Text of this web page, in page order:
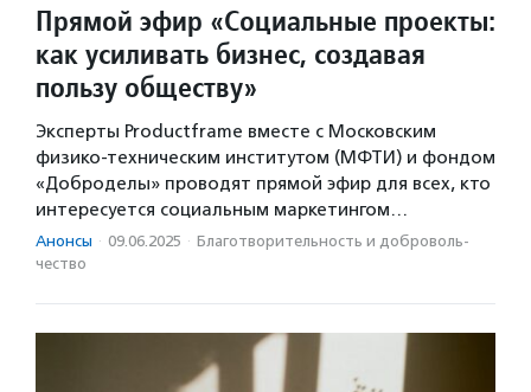
Прямой эфир «Социальные проекты:
как усиливать бизнес, создавая
пользу обществу»
Эксперты Productframe вместе с Московским
физико-техническим институтом (МФТИ) и фондом
«Доброделы» проводят прямой эфир для всех, кто
интересуется социальным маркетингом…
Анонсы · 09.06.2025 · Благотвори­тель­ность и доброволь­
чест­во